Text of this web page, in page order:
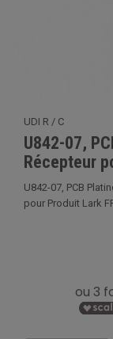
UDI R / C
U842-07,
Récepteur
U842-07, PCB
pour Produit Lark